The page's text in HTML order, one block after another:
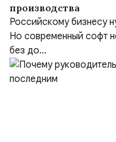
производства
Российскому бизнесу
Но современный софт
без до...